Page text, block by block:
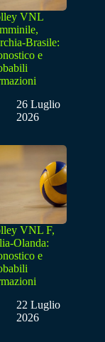
VNL
Brasile:
e
26 Luglio
2026
VNL F,
Olanda:
e
22 Luglio
2026